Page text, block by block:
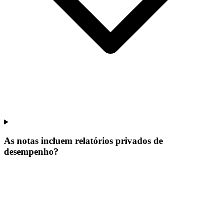
As notas incluem relatórios privados de
desempenho?